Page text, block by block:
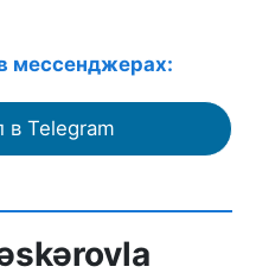
мессенджерах:
в Telegram